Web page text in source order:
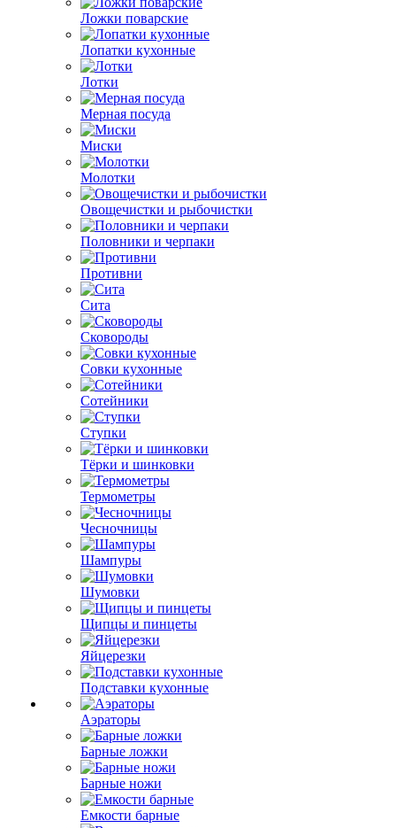
Ложки поварские
Лопатки кухонные
Лотки
Мерная посуда
Миски
Молотки
Овощечистки и рыбочистки
Половники и черпаки
Противни
Сита
Сковороды
Совки кухонные
Сотейники
Ступки
Тёрки и шинковки
Термометры
Чесночницы
Шампуры
Шумовки
Щипцы и пинцеты
Яйцерезки
Подставки кухонные
Аэраторы
Барные ложки
Барные ножи
Емкости барные